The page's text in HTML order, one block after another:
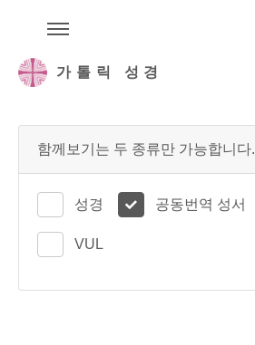
가톨릭 성경
함께보기는 두 종류만 가능합니다.
성경 공동번역 성서
VUL